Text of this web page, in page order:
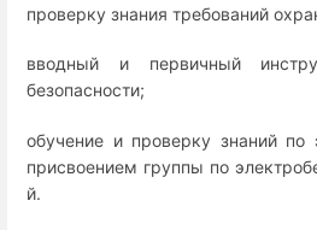
проверку знания требований
вводный и первичный
безопасности;
обучение и проверку знаний по
присвоением группы по
й.